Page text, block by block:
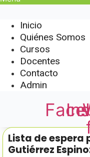
Inicio
Quiénes Somos
Cursos
Docentes
Contacto
Admin
Lista de espera
Gutiérrez